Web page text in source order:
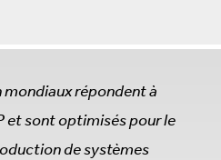
répondent à
et sont optimisés pour le
de systèmes